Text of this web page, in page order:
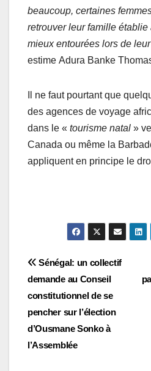
beaucoup, certaines
retrouver leur famille établie
mieux entourées lors de
estime Adura Banke
Il ne faut pourtant que
des agences de voyage
dans le « tourisme natal »
Canada ou même la
appliquent en principe le
Navigation
de
l’article
Sénégal: un collectif
demande au Conseil
constitutionnel de se
pencher sur l’élection
d’Ousmane Sonko à
l’Assemblée